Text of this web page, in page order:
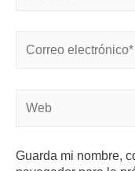
Guarda mi nombre,